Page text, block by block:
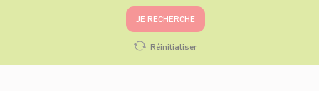
JE RECHERCHE
Réinitialiser